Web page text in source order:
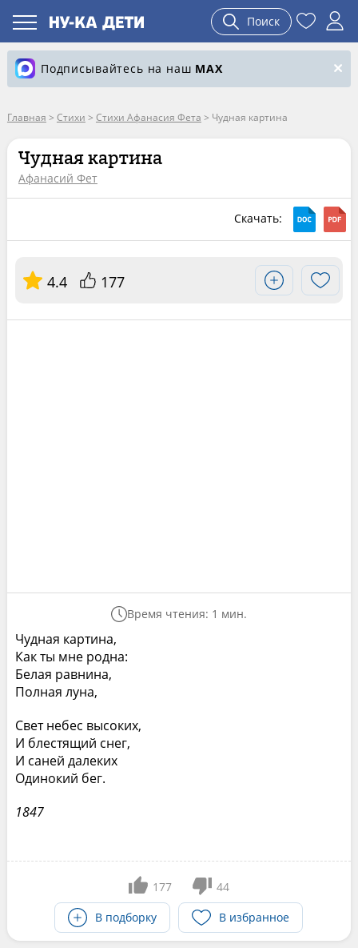
Поиск
Подписывайтесь на наш MAX
Главная > Стихи > Стихи Афанасия Фета > Чудная картина
Чудная картина
Афанасий Фет
Скачать:
4.4 177
Время чтения: 1 мин.
Чудная картина,
Как ты мне родна:
Белая равнина,
Полная луна,
Свет небес высоких,
И блестящий снег,
И саней далеких
Одинокий бег.
1847
177
44
В подборку
В избранное